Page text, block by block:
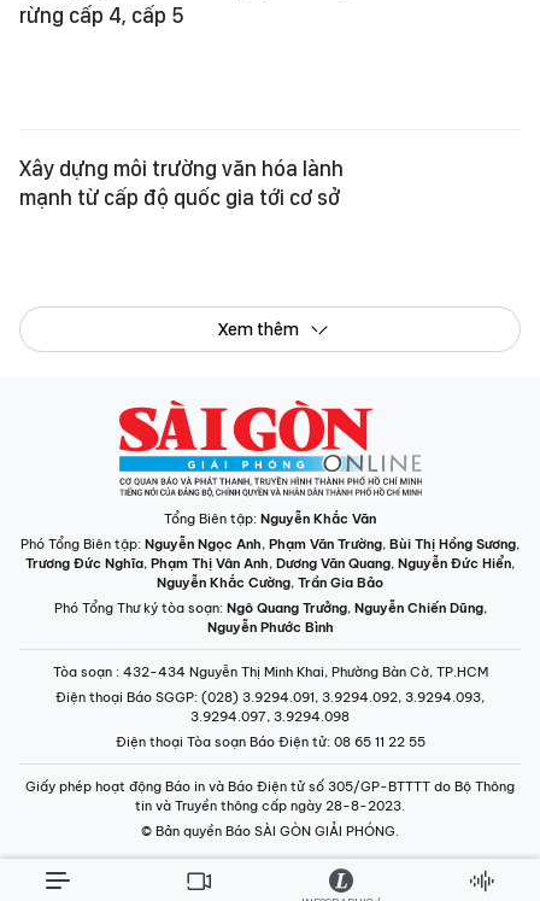
rừng cấp 4, cấp 5
Xây dựng môi trường văn hóa lành
mạnh từ cấp độ quốc gia tới cơ sở
Xem thêm
Tổng Biên tập: Nguyễn Khắc Văn
Phó Tổng Biên tập: Nguyễn Ngọc Anh, Phạm Văn Trường, Bùi Thị Hồng Sương,
Trương Đức Nghĩa, Phạm Thị Vân Anh, Dương Văn Quang, Nguyễn Đức Hiển,
Nguyễn Khắc Cường, Trần Gia Bảo
Phó Tổng Thư ký tòa soạn: Ngô Quang Trưởng, Nguyễn Chiến Dũng,
Nguyễn Phước Bình
Tòa soạn : 432-434 Nguyễn Thị Minh Khai, Phường Bàn Cờ, TP.HCM
Điện thoại Báo SGGP: (028) 3.9294.091, 3.9294.092, 3.9294.093,
3.9294.097, 3.9294.098
Điện thoại Tòa soạn Báo Điện tử: 08 65 11 22 55
Giấy phép hoạt động Báo in và Báo Điện tử số 305/GP-BTTTT do Bộ Thông
tin và Truyền thông cấp ngày 28-8-2023.
© Bản quyền Báo SÀI GÒN GIẢI PHÓNG.